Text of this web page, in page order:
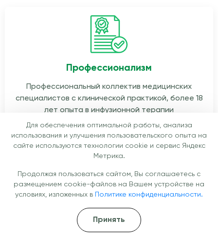
Профессионализм
Профессиональный коллектив медицинских
специалистов с клинической практикой, более 18
лет опыта в инфузионной терапии
Скорость
У нас есть стационар, где врачи работают 24/7.
Если вам или вашему близкому потребуется
срочная помощь – мы приедем в течении получаса
Для обеспечения оптимальной работы, анализа
использования и улучшения пользовательского опыта на
сайте используются технологии cookie и сервис Яндекс
Метрика.
Продолжая пользоваться сайтом, Вы соглашаетесь с
размещением cookie-файлов на Вашем устройстве на
условиях, изложенных в
Политике конфиденциальности.
Принять